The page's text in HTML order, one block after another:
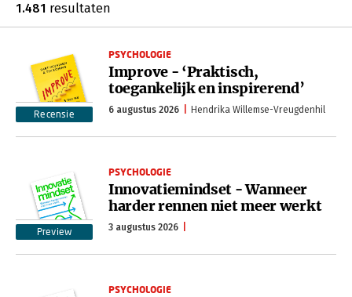
1.481 resultaten
Recensie
PSYCHOLOGIE
Improve - ‘Praktisch,
toegankelijk en inspirerend’
6 augustus 2026 Hendrika Willemse-Vreugdenhil
Preview
PSYCHOLOGIE
Innovatiemindset - Wanneer
harder rennen niet meer werkt
3 augustus 2026
PSYCHOLOGIE